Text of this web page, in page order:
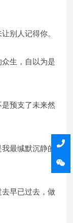
别人记得你。
生，自以为是
预支了未来然
最缄默沉静的
早已过去，做